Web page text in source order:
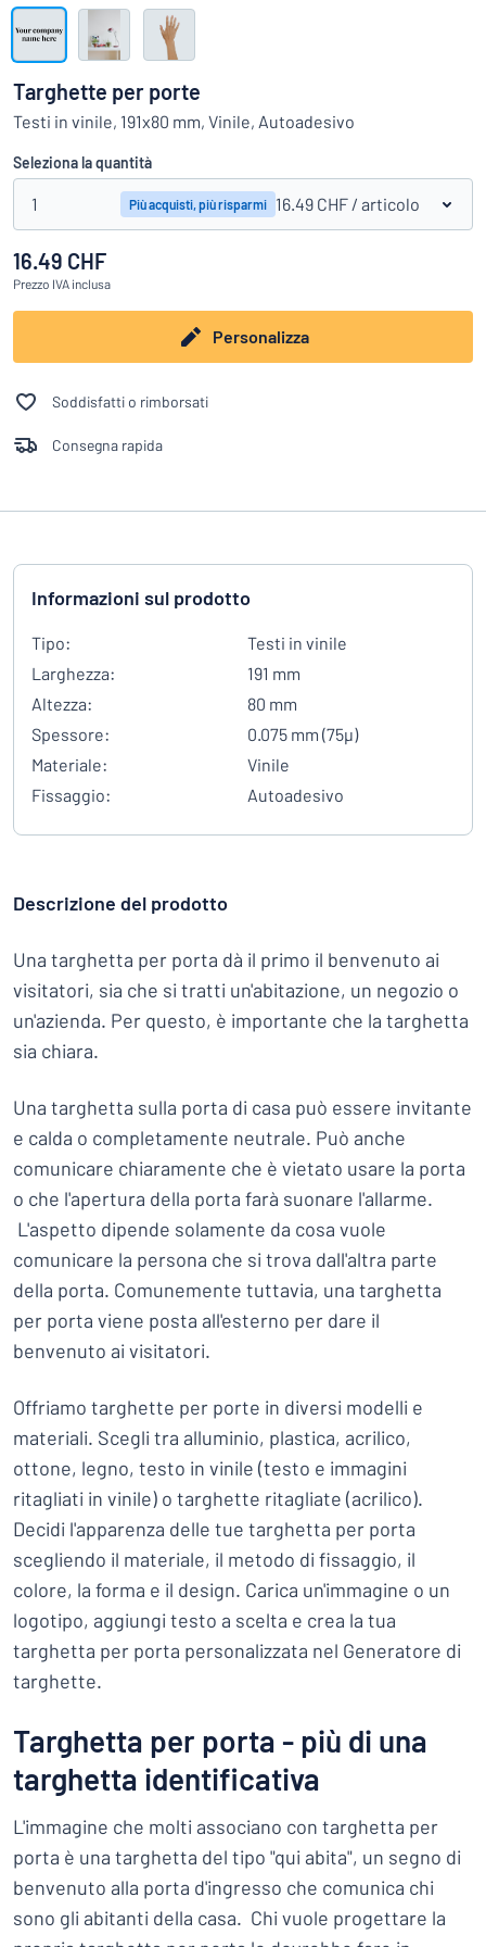
quello che stai cercando? Avvia la progettazione della
Visualizza tutte le categorie
Richiedi
preventivo
Login
Servizio
clienti
Privato
Azienda
Italiano
Targhette per porte
Testi in vinile, 191x80 mm, Vinile, Autoadesivo
Seleziona la quantità
1 Più acquisti, più risparmi 16.49 CHF / articolo
16.49 CHF
Prezzo IVA inclusa
Personalizza
Soddisfatti o rimborsati
Consegna rapida
Informazioni sul prodotto
Tipo:
Testi in vinile
Larghezza:
191 mm
Altezza:
80 mm
Spessore:
0.075 mm (75µ)
Materiale:
Vinile
Fissaggio:
Autoadesivo
Descrizione del prodotto
Una targhetta per porta dà il primo il benvenuto ai
visitatori, sia che si tratti un'abitazione, un negozio o
un'azienda. Per questo, è importante che la targhetta
sia chiara.
Una targhetta sulla porta di casa può essere invitante
e calda o completamente neutrale. Può anche
comunicare chiaramente che è vietato usare la porta
o che l'apertura della porta farà suonare l'allarme.
L'aspetto dipende solamente da cosa vuole
comunicare la persona che si trova dall'altra parte
della porta. Comunemente tuttavia, una targhetta
per porta viene posta all'esterno per dare il
benvenuto ai visitatori.
Offriamo targhette per porte in diversi modelli e
materiali. Scegli tra alluminio, plastica, acrilico,
ottone, legno, testo in vinile (testo e immagini
ritagliati in vinile) o targhette ritagliate (acrilico).
Decidi l'apparenza delle tue targhetta per porta
scegliendo il materiale, il metodo di fissaggio, il
colore, la forma e il design. Carica un'immagine o un
logotipo, aggiungi testo a scelta e crea la tua
targhetta per porta personalizzata nel Generatore di
targhette.
Targhetta per porta - più di una
targhetta identificativa
L'immagine che molti associano con targhetta per
porta è una targhetta del tipo "qui abita", un segno di
benvenuto alla porta d'ingresso che comunica chi
sono gli abitanti della casa. Chi vuole progettare la